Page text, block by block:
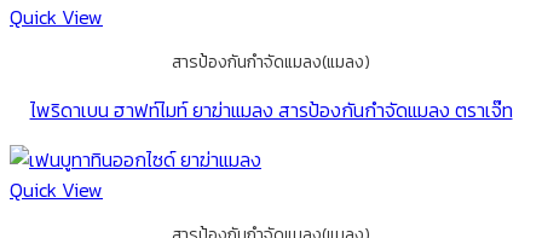
Quick View
สารป้องกันกำจัดแมลง(แมลง)
ไพริดาเบน ฮาฟท์ไมท์ ยาฆ่าแมลง สารป้องกันกำจัดแมลง ตราเจ๊ท
Quick View